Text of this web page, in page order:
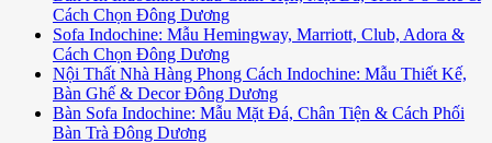
Cách Chọn Đông Dương
Sofa Indochine: Mẫu Hemingway, Marriott, Club, Adora &
Cách Chọn Đông Dương
Nội Thất Nhà Hàng Phong Cách Indochine: Mẫu Thiết Kế,
Bàn Ghế & Decor Đông Dương
Bàn Sofa Indochine: Mẫu Mặt Đá, Chân Tiện & Cách Phối
Bàn Trà Đông Dương